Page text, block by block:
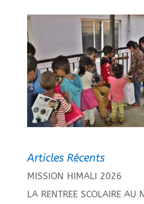
Articles Récents
MISSION HIMALI 2026
LA RENTREE SCOLAIRE AU